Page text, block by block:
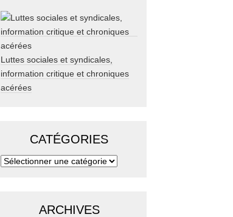
Luttes sociales et syndicales,
information critique et chroniques
acérées
CATÉGORIES
ARCHIVES